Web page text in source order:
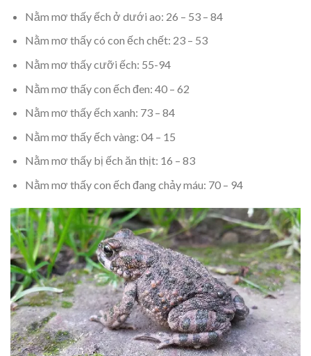
Nằm mơ thấy ếch ở dưới ao: 26 – 53 – 84
Nằm mơ thấy có con ếch chết: 23 – 53
Nằm mơ thấy cưỡi ếch: 55-94
Nằm mơ thấy con ếch đen: 40 – 62
Nằm mơ thấy ếch xanh: 73 – 84
Nằm mơ thấy ếch vàng: 04 – 15
Nằm mơ thấy bị ếch ăn thịt: 16 – 83
Nằm mơ thấy con ếch đang chảy máu: 70 – 94